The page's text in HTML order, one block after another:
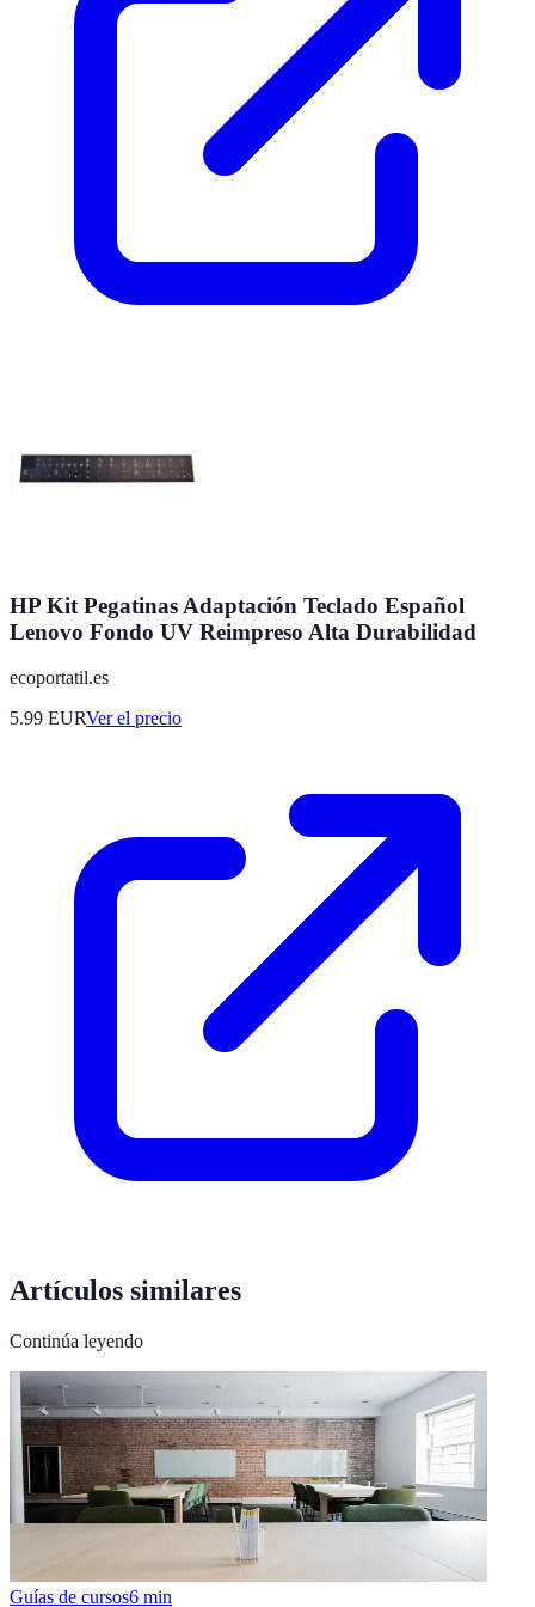
HP Kit Pegatinas Adaptación Teclado Español
Lenovo Fondo UV Reimpreso Alta Durabilidad
ecoportatil.es
5.99 EURVer el precio
Artículos similares
Continúa leyendo
Guías de cursos6 min